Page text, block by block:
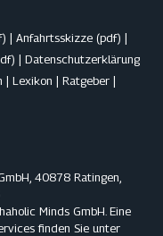
| Anfahrtsskizze (pdf) |
| Datenschutzerklärung
| Lexikon | Ratgeber|
40878 Ratingen,
Minds GmbH. Eine
finden Sie unter